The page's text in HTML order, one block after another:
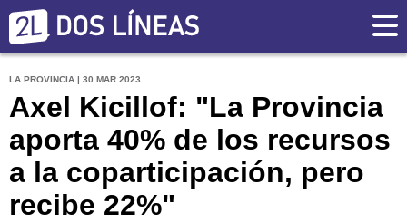
LA PROVINCIA | 30 MAR 2023
Axel Kicillof: "La Provincia
aporta 40% de los recursos
a la coparticipación, pero
recibe 22%"